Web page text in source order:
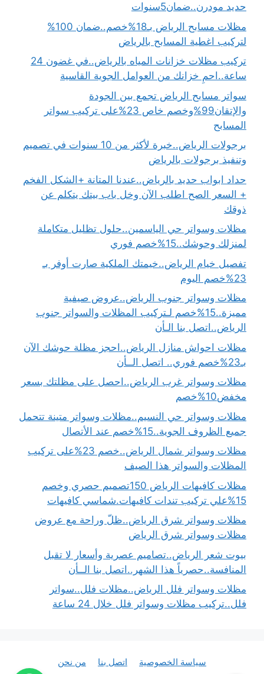
حديد مودرن..ضمان5سنوات
مظلات مسابح الرياض بـ18%خصم..ضمان 100%
لتركيب اغطية المسابح بالرياض
تركيب مظلات خزانات المياه بالرياض..في غضون 24
ساعة..احمِ خزانك من العوامل الجوية القاسية
سواتر مسابح الرياض تجمع بين الجودة
والإتقان99%وخصم خاص 23%على تركيب سواتر
المسابح
برجولات الرياض..خبرة لأكثر من 10 سنوات في تصميم
وتنفيذ برجولات بالرياض
حداد ابواب حديد بالرياض..عندنا المتانة +الشكل الفخم
+ السعر الصح اطلب الآن وخل باب بيتك يتكلم عن
ذوقك
مظلات وسواتر حي الياسمين..حلول تظليل متكاملة
لمنزلك وحوشك..15%خصم فوري
تفصيل خيام الرياض..خيمتك الملكية صارت أوفر بـ
23%خصم اليوم
مظلات وسواتر جنوب الرياض..عروض صيفية
مميزة..15%خصم لـتركيب المظلات والسواتر جنوب
الرياض..اتصل بنا الـأن
مظلات احواش منازل الرياض..احجز مظلة حوشك الآن
بـ23%خصم فوري.. اتصل الــأن
مظلات وسواتر غرب الرياض..احصل على مظلتك بسعر
مخفض10%خصم
مظلات وسواتر حي النسيم..مظلات وسواتر متينة تتحمل
جميع الظروف الجوية..15%خصم عند الأتصال
مظلات وسواتر شمال الرياض..خصم 23%على تركيب
المظلات والسواتر هذا الصيف
مظلات كافيهات الرياض 150تصميم حصري وخصم
15%علي تركيب تندات كافيهات.شماسي كافيهات
مظلات وسواتر شرق الرياض..ظلّ وراحة مع عروض
مظلات وسواتر شرق الرياض
بيوت شعر الرياض..تصاميم عصرية وأسعار لا تقبل
المنافسة..حصرياً هذا الشهر..اتصل بنا الــأن
مظلات وسواتر فلل الرياض..مظلات فلل..سواتر
فلل..تركيب مظلات وسواتر فلل خلال 24 ساعة
سياسة الخصوصية اتصل بنا من نحن